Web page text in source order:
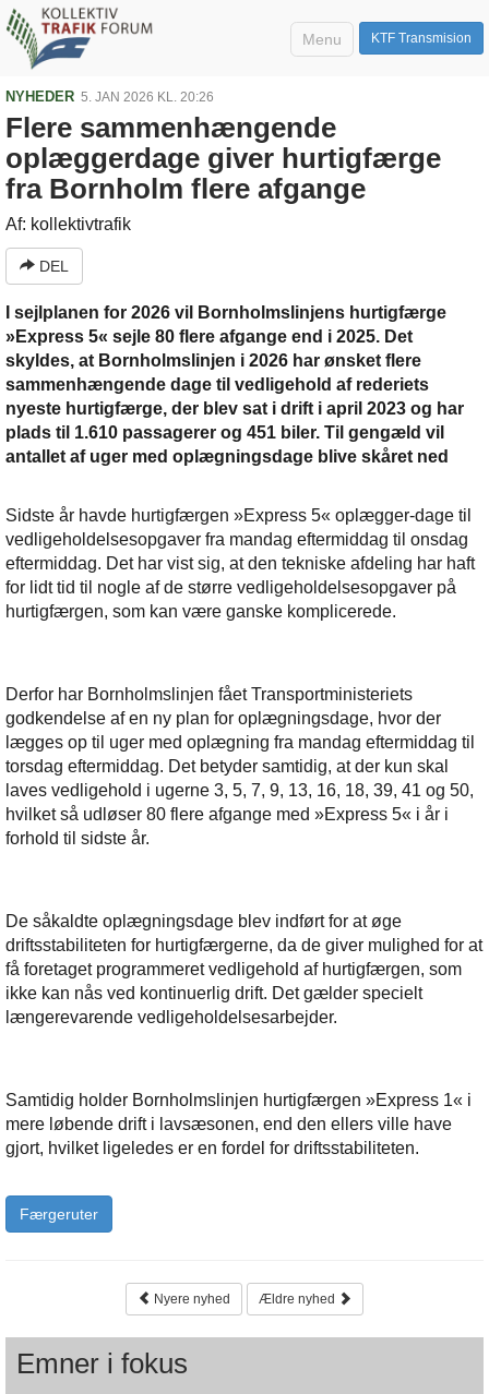
KTF Transmision
Menu
NYHEDER 5. JAN 2026 KL. 20:26
Flere sammenhængende
oplæggerdage giver hurtigfærge
fra Bornholm flere afgange
Af: kollektivtrafik
DEL
I sejlplanen for 2026 vil Bornholmslinjens hurtigfærge
»Express 5« sejle 80 flere afgange end i 2025. Det
skyldes, at Bornholmslinjen i 2026 har ønsket flere
sammenhængende dage til vedligehold af rederiets
nyeste hurtigfærge, der blev sat i drift i april 2023 og har
plads til 1.610 passagerer og 451 biler. Til gengæld vil
antallet af uger med oplægningsdage blive skåret ned
Sidste år havde hurtigfærgen »Express 5« oplægger-dage til
vedligeholdelsesopgaver fra mandag eftermiddag til onsdag
eftermiddag. Det har vist sig, at den tekniske afdeling har haft
for lidt tid til nogle af de større vedligeholdelsesopgaver på
hurtigfærgen, som kan være ganske komplicerede.
Derfor har Bornholmslinjen fået Transportministeriets
godkendelse af en ny plan for oplægningsdage, hvor der
lægges op til uger med oplægning fra mandag eftermiddag til
torsdag eftermiddag. Det betyder samtidig, at der kun skal
laves vedligehold i ugerne 3, 5, 7, 9, 13, 16, 18, 39, 41 og 50,
hvilket så udløser 80 flere afgange med »Express 5« i år i
forhold til sidste år.
De såkaldte oplægningsdage blev indført for at øge
driftsstabiliteten for hurtigfærgerne, da de giver mulighed for at
få foretaget programmeret vedligehold af hurtigfærgen, som
ikke kan nås ved kontinuerlig drift. Det gælder specielt
længerevarende vedligeholdelsesarbejder.
Samtidig holder Bornholmslinjen hurtigfærgen »Express 1« i
mere løbende drift i lavsæsonen, end den ellers ville have
gjort, hvilket ligeledes er en fordel for driftsstabiliteten.
Færgeruter
Nyere nyhed Ældre nyhed
Emner i fokus